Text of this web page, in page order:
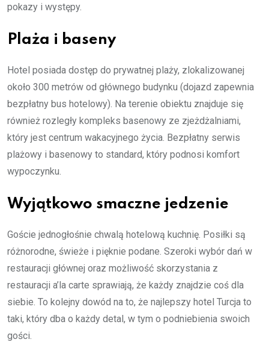
pokazy i występy.
Plaża i baseny
Hotel posiada dostęp do prywatnej plaży, zlokalizowanej
około 300 metrów od głównego budynku (dojazd zapewnia
bezpłatny bus hotelowy). Na terenie obiektu znajduje się
również rozległy kompleks basenowy ze zjeżdżalniami,
który jest centrum wakacyjnego życia. Bezpłatny serwis
plażowy i basenowy to standard, który podnosi komfort
wypoczynku.
Wyjątkowo smaczne jedzenie
Goście jednogłośnie chwalą hotelową kuchnię. Posiłki są
różnorodne, świeże i pięknie podane. Szeroki wybór dań w
restauracji głównej oraz możliwość skorzystania z
restauracji a’la carte sprawiają, że każdy znajdzie coś dla
siebie. To kolejny dowód na to, że najlepszy hotel Turcja to
taki, który dba o każdy detal, w tym o podniebienia swoich
gości.